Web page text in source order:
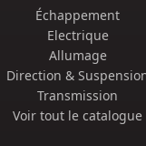
Échappement
Electrique
Allumage
Direction &
Transmission
Voir tout le catalogue